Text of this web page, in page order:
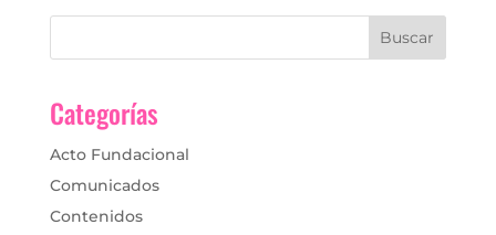
Categorías
Acto Fundacional
Comunicados
Contenidos